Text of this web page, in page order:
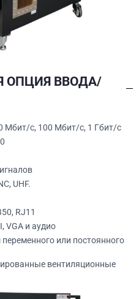
ОПЦИЯ ВВОДА/
Мбит/с, 100 Мбит/с, 1 Гбит/с
UHF.
RJ11
VGA и аудио
или постоянного
вентиляционные